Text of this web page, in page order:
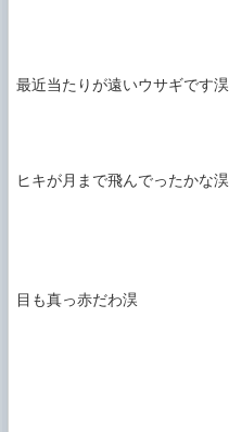
最近当たりが遠いウサギです淏
ヒキが月まで飛んでったかな淏
目も真っ赤だわ淏